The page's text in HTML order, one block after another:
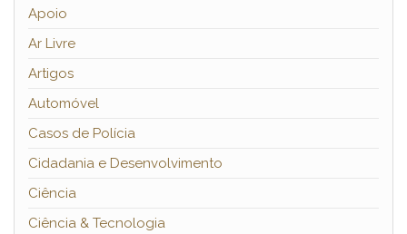
Apoio
Ar Livre
Artigos
Automóvel
Casos de Polícia
Cidadania e Desenvolvimento
Ciência
Ciência & Tecnologia